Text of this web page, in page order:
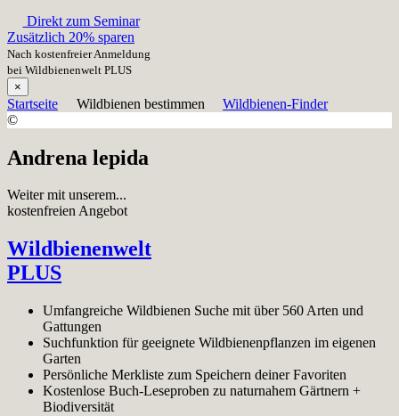
Direkt zum Seminar
Zusätzlich 20% sparen
Nach kostenfreier Anmeldung
bei Wildbienenwelt PLUS
×
Startseite Wildbienen bestimmen
Wildbienen-Finder
©
Andrena lepida
Weiter mit unserem...
kostenfreien Angebot
Wildbienenwelt
PLUS
Umfangreiche Wildbienen Suche mit über 560 Arten und
Gattungen
Suchfunktion für geeignete Wildbienenpflanzen im eigenen
Garten
Persönliche Merkliste zum Speichern deiner Favoriten
Kostenlose Buch-Leseproben zu naturnahem Gärtnern +
Biodiversität